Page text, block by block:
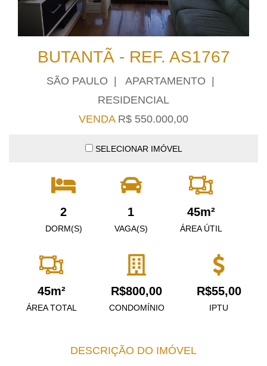
BUTANTÃ - REF. AS1767
SÃO PAULO | APARTAMENTO |
RESIDENCIAL
VENDAR$ 550.000,00
SELECIONAR IMÓVEL
2
DORM(S)
1
VAGA(S)
45m²
ÁREA ÚTIL
45m²
ÁREA TOTAL
R$800,00
CONDOMÍNIO
R$55,00
IPTU
DESCRIÇÃO DO IMÓVEL